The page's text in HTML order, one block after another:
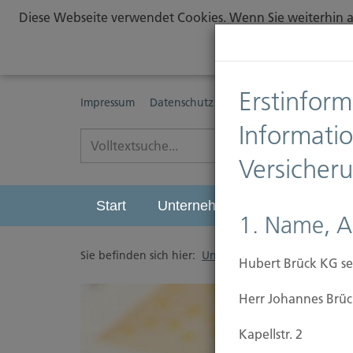
Diese Webseite verwendet Cookies. Wenn Sie
Impressum Datenschutz Erstinformationspflichten
Start Unternehmen
Sie befinden sich hier: Unternehmen / Unser
1. Name,
Hubert Brück KG
Herr Johannes
Kapellstr. 2